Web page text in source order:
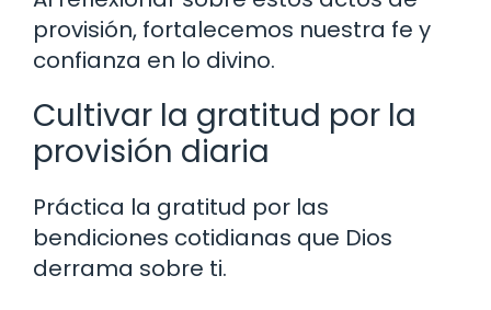
provisión, fortalecemos nuestra fe y
confianza en lo divino.
Cultivar la gratitud por la
provisión diaria
Práctica la gratitud por las
bendiciones cotidianas que Dios
derrama sobre ti.